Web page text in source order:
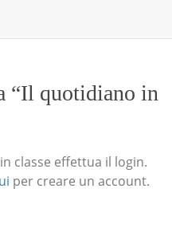
“Il quotidiano in
classe effettua il login.
per creare un account.